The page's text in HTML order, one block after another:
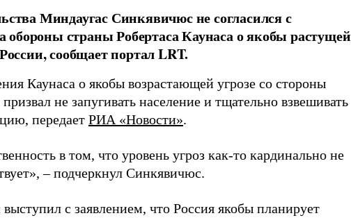
Миндаугас Синкявичюс не согласился с
страны Робертаса Каунаса о якобы растущей
сообщает портал LRT.
Каунаса о якобы возрастающей угрозе со стороны
не запугивать население и тщательно взвешивать
передает РИА «Новости».
в том, что уровень угроз как-то кардинально не
– подчеркнул Синкявичюс.
с заявлением, что Россия якобы планирует